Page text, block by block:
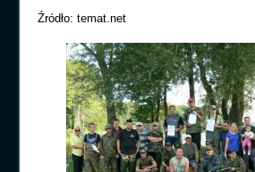
Źródło: temat.net